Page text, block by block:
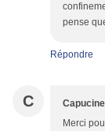
pense
Répondre
C Capucine
Merci